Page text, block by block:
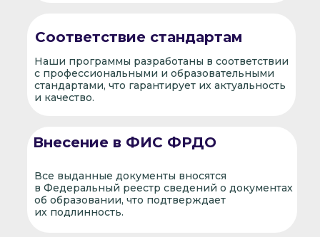
Соответствие стандартам
Наши программы разработаны в соответствии
с профессиональными и образовательными
стандартами, что гарантирует их актуальность
и качество.
Внесение в ФИС ФРДО
Все выданные документы вносятся
в Федеральный реестр сведений о документах
об образовании, что подтверждает
их подлинность.